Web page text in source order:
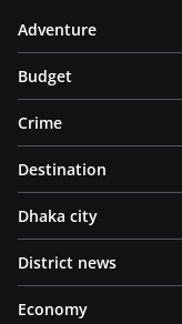
Adventure
Budget
Crime
Destination
Dhaka city
District news
Economy